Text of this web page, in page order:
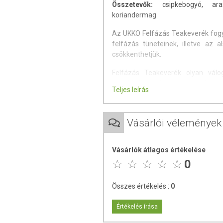
Összetevők: csipkebogyó,
koriandermag
Az UKKO Felfázás Teakeverék
felfázás tüneteinek, illetve az
csökkenthetjük.
Felfázás Teakeverék olyan
kiegészítve sokrétű segítséget
szemben.
A Felfázás Tea kúraszerű
fertőzéseket kiváltó okokra és
Vízhajtó hatása végett, megnő
húgyútakat, ezzel redukálva a
szervezetet saját védekező
A tea fogyasztása által a
hatóanyagok keverednek,
Teljes leírás
Vásárlói vélemények
Vásárlók átlagos értékelése
0
Összes értékelés : 0
Értékelés írása